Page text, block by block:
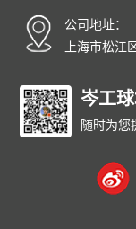
公司地址：
上海市松江
岑工
随时为您